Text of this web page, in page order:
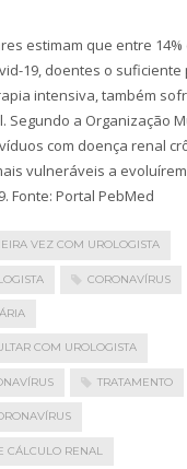
estimam que entre 14%
19, doentes o
intensiva, também
Segundo a Organização
com doença renal
vulneráveis a
Fonte: Portal PebMed
VEZ COM UROLOGISTA
CORONAVÍRUS
COM UROLOGISTA
TRATAMENTO
CÁLCULO RENAL